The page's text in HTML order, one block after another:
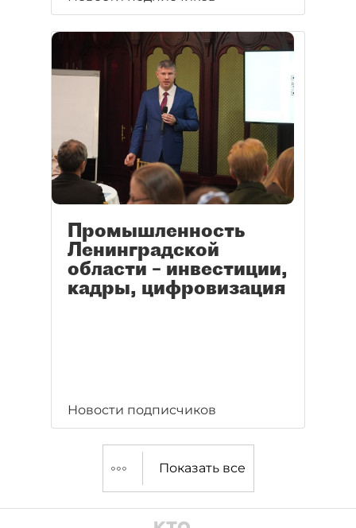
Промышленность
Ленинградской
области – инвестиции,
кадры, цифровизация
Новости подписчиков
Показать все